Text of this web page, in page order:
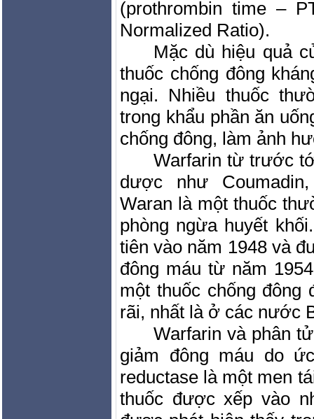
(prothrombin time –
Normalized Ratio).
Mặc dù hiệu quả
thuốc chống đông
ngại. Nhiều thuốc
trong khẩu phần ăn
chống đông, làm ảnh
Warfarin từ trước
dược như
Waran là một thuốc
phòng ngừa huyết
tiên vào năm 1948 và
đông máu từ năm
một thuốc chống
rãi, nhất là ở các nước
Warfarin và phân
giảm đông máu do
reductase là một men
thuốc được xếp vào